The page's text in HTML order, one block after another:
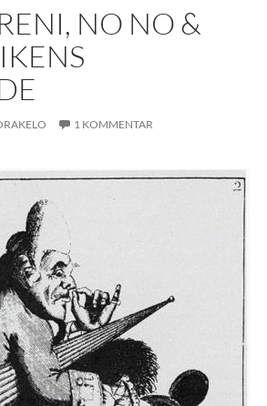
NO NO &
1 KOMMENTAR